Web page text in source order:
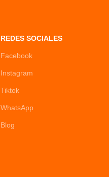
REDES SOCIALES
Facebook
Instagram
Tiktok
WhatsApp
Blog